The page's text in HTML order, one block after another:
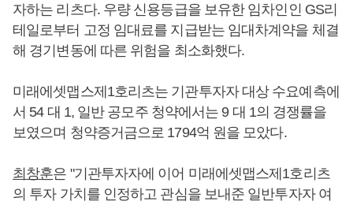
자하는 리츠다. 우량 신용등급을 보유한 임차인인 GS리
테일로부터 고정 임대료를 지급받는 임대차계약을 체결
해 경기변동에 따른 위험을 최소화했다.
미래에셋맵스제1호리츠는 기관투자자 대상 수요예측에
서 54 대 1, 일반 공모주 청약에서는 9 대 1의 경쟁률을
보였으며 청약증거금으로 1794억 원을 모았다.
최창훈은 "기관투자자에 이어 미래에셋맵스제1호리츠
의 투자 가치를 인정하고 관심을 보내준 일반투자자 여